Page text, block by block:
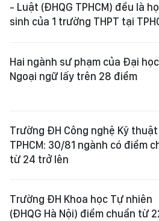
- Luật (ĐHQG TPHCM) đều là
sinh của 1 trường THPT tại
Hai ngành sư phạm của Đại học
Ngoại ngữ lấy trên 28 điểm
Trường ĐH Công nghệ Kỹ thuật
TPHCM: 30/81 ngành có điểm
từ 24 trở lên
Trường ĐH Khoa học Tự nhiên
(ĐHQG Hà Nội) điểm chuẩn từ